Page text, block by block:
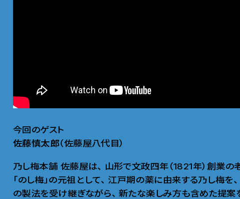
今回のゲスト
佐藤慎太郎（佐藤屋八代目）
乃し梅本舗 佐藤屋は、 山形で文政四年（1821年）創業の
「のし梅」の元祖として、 江戸期の薬に由来する乃し梅を、
の製法を受け継ぎながら、 新たな楽しみ方も含めた提案